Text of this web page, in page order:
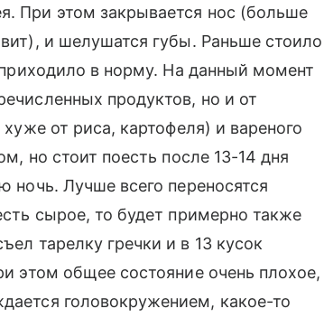
При этом закрывается нос (больше
и шелушатся губы. Раньше стоило
в норму. На данный момент
продуктов, но и от
от риса, картофеля) и вареного
но стоит поесть после 13-14 дня
ночь. Лучше всего переносятся
сырое, то будет примерно также
тарелку гречки и в 13 кусок
этом общее состояние очень плохое,
головокружением, какое-то